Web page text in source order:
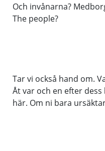
Och invånarna?
The people?
Tar vi också hand om.
Åt var och en efter dess
här. Om ni bara